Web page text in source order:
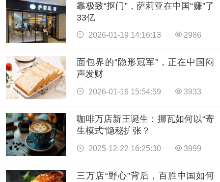
靠极致“抠门”，萨莉亚在中国“赚”了
33亿
2026-01-19 14:16:13 2986
面包界的“隐形冠军”，正在中国闷
声发财
2026-01-16 15:54:59 3933
咖啡万店新王诞生：挪瓦如何以“寄
生模式”隐秘扩张？
2025-12-22 16:25:30 3999
三万店“野心”背后，百胜中国如何